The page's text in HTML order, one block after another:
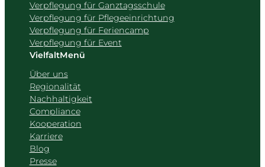
Verpflegung für Ganztagsschule
Verpflegung für Pflegeeinrichtung
Verpflegung für Feriencamp
Verpflegung für Event
VielfaltMenü
Über uns
Regionalität
Nachhaltigkeit
Compliance
Kooperation
Karriere
Blog
Presse